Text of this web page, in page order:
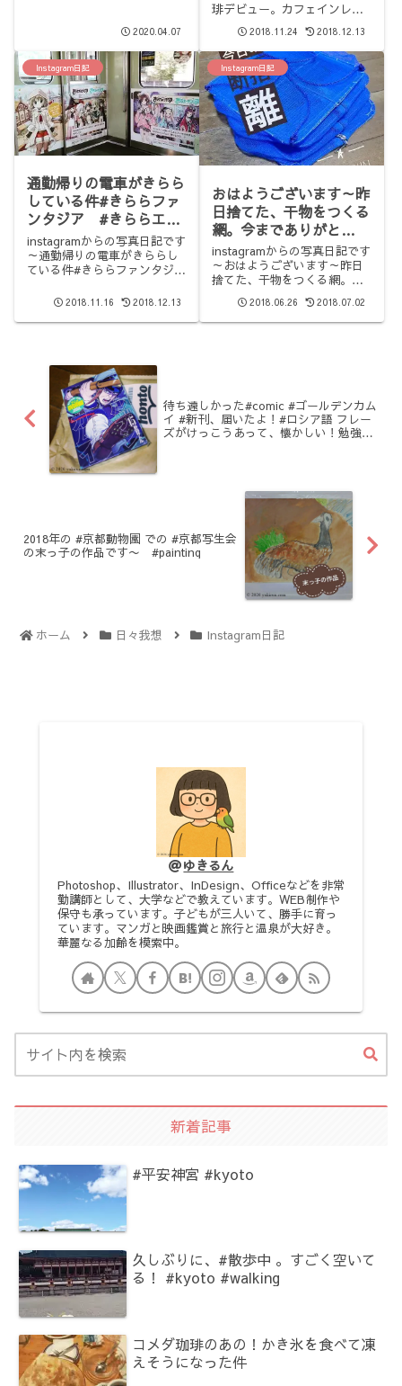
た。月が綺麗に撮れて、割と
るのね、、、。ins...
2020.04.07
シロノワール #kyoto
#sweets #coffee
琲デビュー。カフェインレス
コーヒーと、小枝シロノワー
ル。ウマウマ😛#コメダ珈
琲 #小枝シロノワール
#kyoto #sweets #coffee
2018.11.24 2018.12.13
Instagram日記
通勤帰りの電車がきらら
している件#きららファ
ンタジア #きららエー
デンシア #eiden
#train #animegirls
#kawaii
instagramからの写真日記です
～通勤帰りの電車がきららし
ている件#きららファンタジ
#eiden #train #animegirls
2018.11.16 2018.12.13
Instagram日記
おはようございます～昨
日捨てた、干物をつくる
網。今までありがと
う!#1日1捨 #断捨離
instagramからの写真日記です
～おはようございます～昨日
捨てた、干物をつくる網。今
までありがとう!#1日1捨 #断
2018.06.26 2018.07.02
待ち遠しかった#comic #ゴールデンカム
イ #新刊、届いたよ！#ロシア語 フレー
ズがけっこうあって、懐かしい！勉強に
2018年の #京都動物園 での #京都写生会
の末っ子の作品です〜 #painting
ホーム 日々我想 Instagram日記
ゆきるん
Photoshop、Illustrator、InDesign、Officeなどを非常
勤講師として、大学などで教えています。WEB制作や
保守も承っています。子どもが三人いて、勝手に育っ
ています。マンガと映画鑑賞と旅行と温泉が大好き。
華麗なる加齢を模索中。
新着記事
#平安神宮 #kyoto
久しぶりに、#散歩中 。すごく空いて
る！ #kyoto #walking
コメダ珈琲のあの！かき氷を食べて凍
えそうになった件